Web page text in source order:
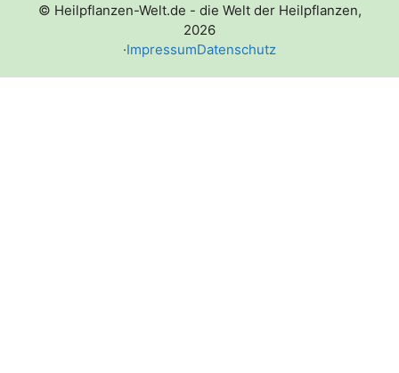
© Heilpflanzen-Welt.de - die Welt der Heilpflanzen,
2026
·ImpressumDatenschutz